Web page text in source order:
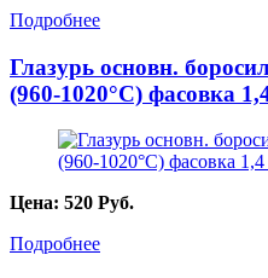
Подробнее
Глазурь основн.
(960-1020°С) фасовка
Цена: 520 Руб.
Подробнее